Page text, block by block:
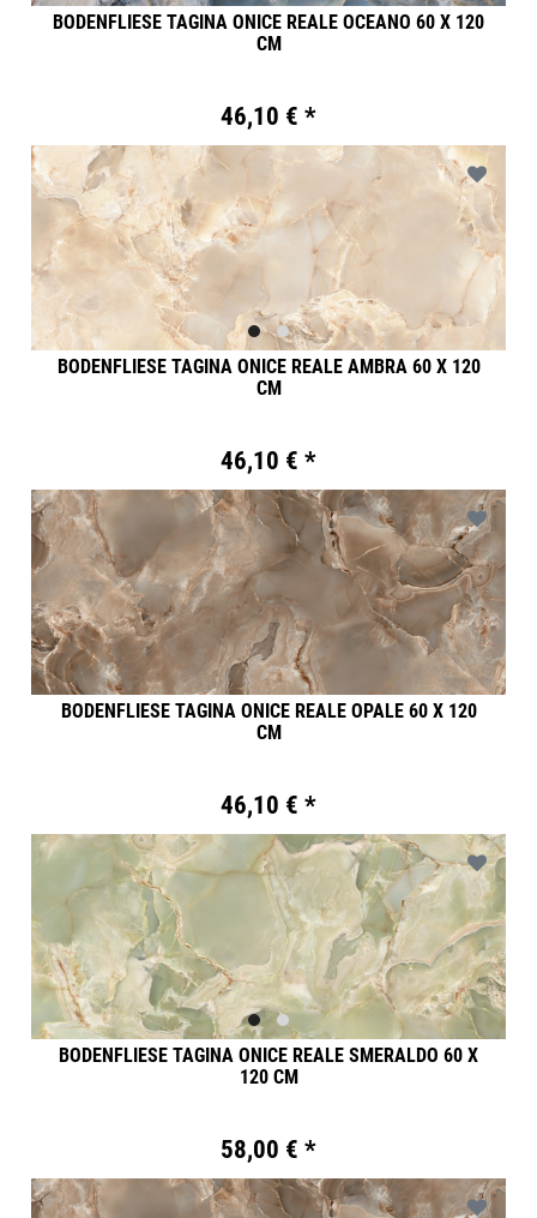
BODENFLIESE TAGINA ONICE REALE OCEANO 60 X 120
CM
46,10 € *
BODENFLIESE TAGINA ONICE REALE AMBRA 60 X 120
CM
46,10 € *
BODENFLIESE TAGINA ONICE REALE OPALE 60 X 120
CM
46,10 € *
BODENFLIESE TAGINA ONICE REALE SMERALDO 60 X
120 CM
58,00 € *